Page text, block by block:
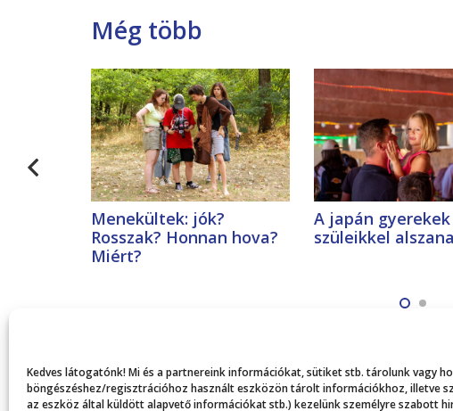
Kedves látogatónk! Mi és a partnereink információkat, sütiket stb. tárolunk vagy
böngészéshez/regisztrációhoz használt eszközön tárolt információkhoz, illetve
az eszköz által küldött alapvető információkat stb.) kezelünk személyre szabott
Még több
Menekültek: jók?
Rosszak? Honnan hova?
Miért?
A japán gyerekek
szüleikkel